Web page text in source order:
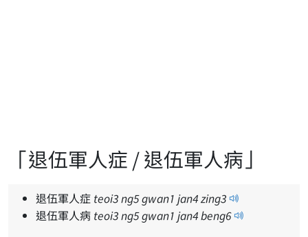
「退伍軍人症 / 退伍軍人病」
退伍軍人症 teoi3ng5gwan1 jan4zing3
退伍軍人病 teoi3ng5gwan1 jan4beng6